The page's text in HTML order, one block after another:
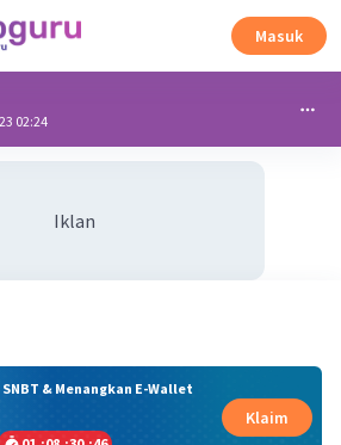
Masuk
02:24
Iklan
& Menangkan E-Wallet
Klaim